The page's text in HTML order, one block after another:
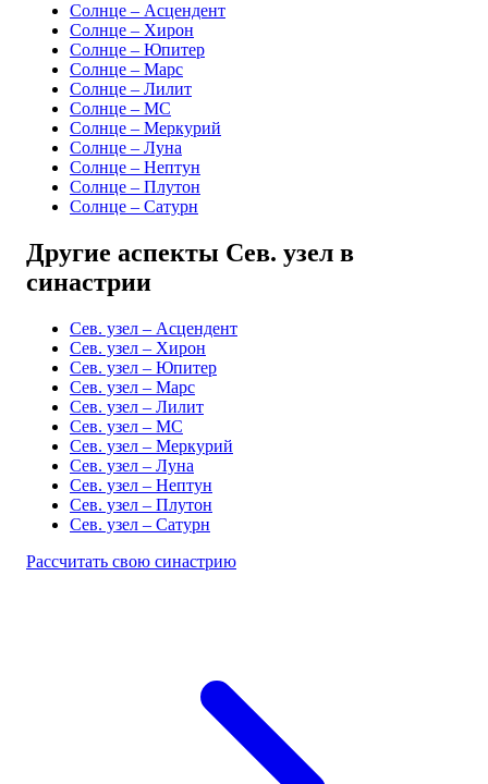
Солнце – Асцендент
Солнце – Хирон
Солнце – Юпитер
Солнце – Марс
Солнце – Лилит
Солнце – MC
Солнце – Меркурий
Солнце – Луна
Солнце – Нептун
Солнце – Плутон
Солнце – Сатурн
Другие аспекты Сев. узел в
синастрии
Сев. узел – Асцендент
Сев. узел – Хирон
Сев. узел – Юпитер
Сев. узел – Марс
Сев. узел – Лилит
Сев. узел – MC
Сев. узел – Меркурий
Сев. узел – Луна
Сев. узел – Нептун
Сев. узел – Плутон
Сев. узел – Сатурн
Рассчитать свою синастрию